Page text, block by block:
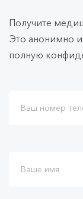
Получите
Это анонимно
полную